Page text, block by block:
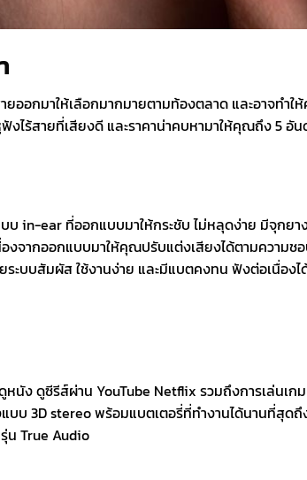
ออกมาให้เลือกมากมายตามท้องตลาด และอาจทำใ
งไร้สายที่เสียงดี และราคาน่าคบหามาให้คุณถึง 5 อั
in-ear ที่ออกแบบมาให้กระชับ ไม่หลุดง่าย มีจุกยาง
งจากออกแบบมาให้คุณปรับแต่งเสียงได้ตามความช
ะบบสัมผัส ใช้งานง่าย และมีแบตคงทน ฟังต่อเนื่องไ
นัง ดูซีรีส์ผ่าน YouTube Netflix รวมถึงการเล่น
บบ 3D stereo พร้อมแบตเตอรี่ที่ทำงานได้นานที่สุด
น True Audio